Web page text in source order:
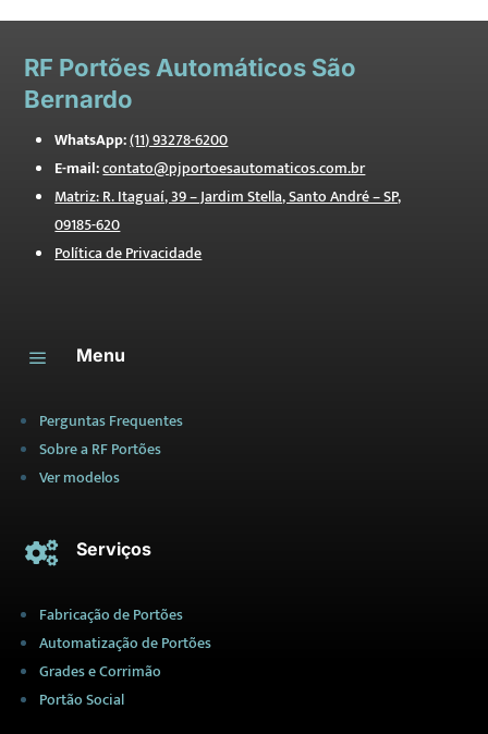
RF Portões Automáticos São
Bernardo
WhatsApp:(11) 93278-6200
E-mail:contato@pjportoesautomaticos.com.br
Matriz: R. Itaguaí, 39 – Jardim Stella, Santo André – SP,
09185-620
Política de Privacidade
a Menu
Perguntas Frequentes
Sobre a RF Portões
Ver modelos
 Serviços
Fabricação de Portões
Automatização de Portões
Grades e Corrimão
Portão Social